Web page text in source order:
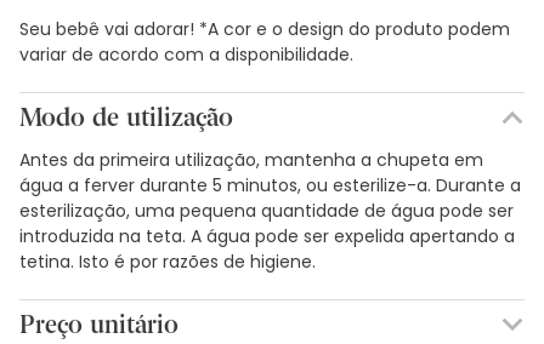
Seu bebê vai adorar! *A cor e o design do produto podem
variar de acordo com a disponibilidade.
Modo de utilização
Antes da primeira utilização, mantenha a chupeta em
água a ferver durante 5 minutos, ou esterilize-a. Durante a
esterilização, uma pequena quantidade de água pode ser
introduzida na teta. A água pode ser expelida apertando a
tetina. Isto é por razões de higiene.
Preço unitário